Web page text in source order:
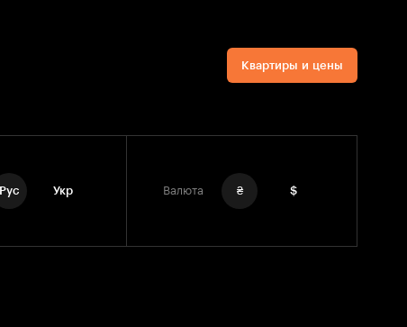
Квартиры и цены
Рус Укр Валюта ₴ $